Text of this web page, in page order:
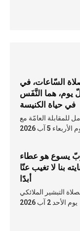
السّاعات، في
يوم، هما النَّفَس
في حياة الكنيسة
للمقابلة العامّة مع
5 آب 2026
يسوع هو عطاء
بنا لا تغيب عنّا
أبدًا
التبشير الملائكي
يوم الأحد 2 آب 2026